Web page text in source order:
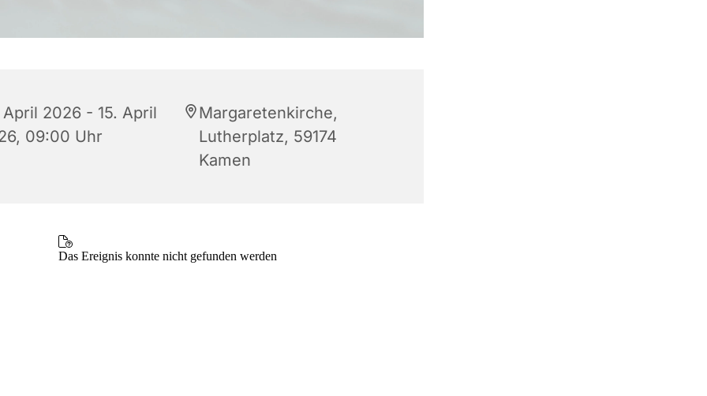
April 2026 - 15. April
09:00 Uhr
Margaretenkirche,
Lutherplatz, 59174
Kamen